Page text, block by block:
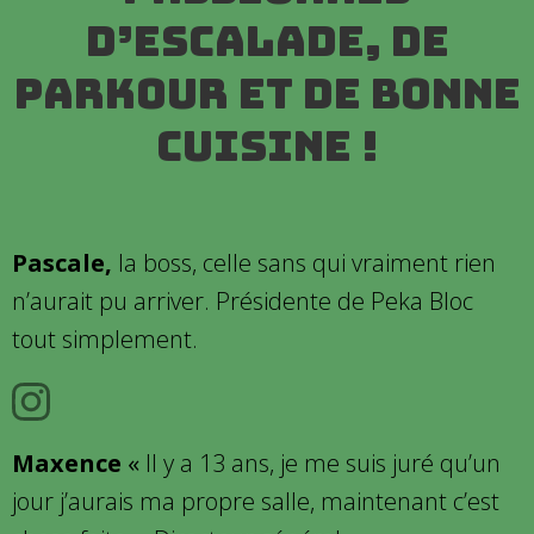
d’escalade, de
parkour et de bonne
cuisine !
Pascale, la boss, celle sans qui vraiment rien
n’aurait pu arriver. Présidente de Peka Bloc
tout simplement.
Maxence « Il y a 13 ans, je me suis juré qu’un
jour j’aurais ma propre salle, maintenant c’est